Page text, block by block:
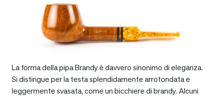
La forma della pipa Brandy è davvero sinonimo di eleganza.
Si distingue per la testa splendidamente arrotondata e
leggermente svasata, come un bicchiere di brandy. Alcuni